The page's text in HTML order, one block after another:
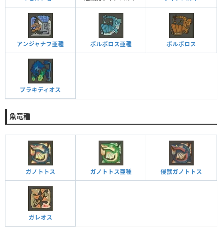
アンジャナフ亜種 ボルボロス亜種 ボルボロス
ブラキディオス
魚竜種
ガノトトス ガノトトス亜種 侵獣ガノトトス
ガレオス